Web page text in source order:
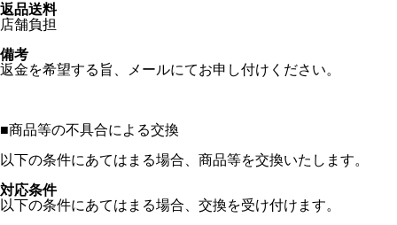
返品送料
店舗負担
備考
返金を希望する旨、メールにてお申し付けください。
■商品等の不具合による交換
以下の条件にあてはまる場合、商品等を交換いたします。
対応条件
以下の条件にあてはまる場合、交換を受け付けます。